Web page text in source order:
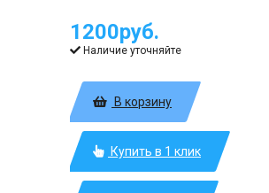
1200руб.
Наличие уточняйте
В корзину
Купить в 1 клик